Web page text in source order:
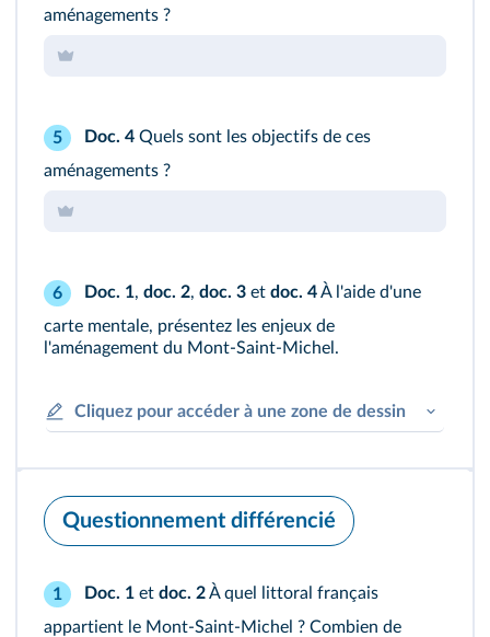
aménagements ?
5 Doc. 4 Quels sont les objectifs de ces
aménagements ?
6 Doc. 1, doc. 2, doc. 3 et doc. 4À l'aide d'une
carte mentale, présentez les enjeux de
l'aménagement du Mont‑Saint‑Michel.
Cliquez pour accéder à une zone de dessin
Questionnement différencié
1 Doc. 1 et doc. 2À quel littoral français
appartient le Mont‑Saint‑Michel ? Combien de